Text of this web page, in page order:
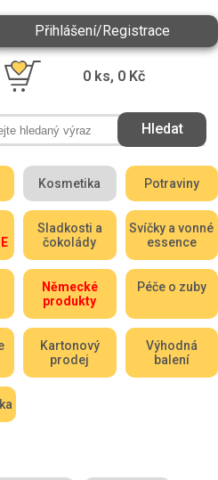
Přihlášení/Registrace
0 ks, 0 Kč
Kosmetika Potraviny
Sladkosti a
čokolády
Svíčky a vonné
essence
Německé
produkty
Péče o zuby
Kartonový
prodej
Výhodná
balení